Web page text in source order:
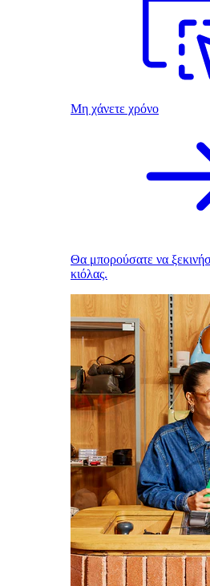
Μη χάνετε χρόνο
Θα μπορούσατε να
κιόλας.